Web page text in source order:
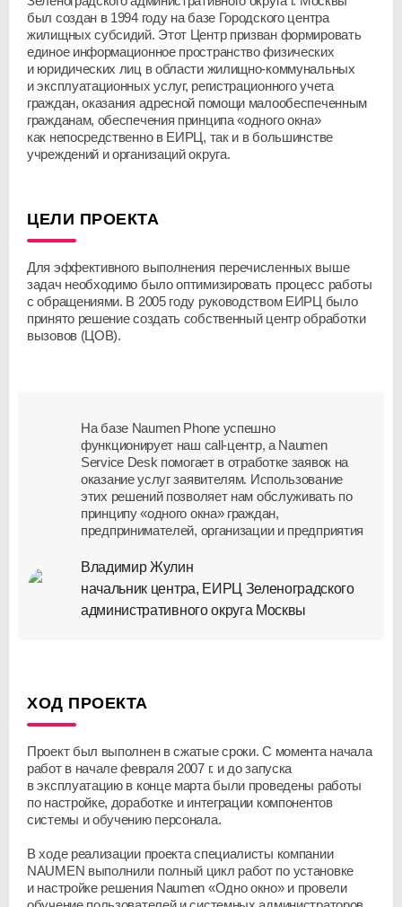
был создан в 1994 году на базе Городского центра
жилищных субсидий. Этот Центр призван формировать
единое информационное пространство физических
и юридических лиц в области жилищно-коммунальных
и эксплуатационных услуг, регистрационного учета
граждан, оказания адресной помощи малообеспеченным
гражданам, обеспечения принципа «одного окна»
как непосредственно в ЕИРЦ, так и в большинстве
учреждений и организаций округа.
ЦЕЛИ ПРОЕКТА
Для эффективного выполнения перечисленных выше
задач необходимо было оптимизировать процесс работы
с обращениями. В 2005 году руководством ЕИРЦ было
принято решение создать собственный центр обработки
вызовов (ЦОВ).
На базе Naumen Phone успешно
функционирует наш call-центр, а Naumen
Service Desk помогает в отработке заявок на
оказание услуг заявителям. Использование
этих решений позволяет нам обслуживать по
принципу «одного окна» граждан,
предпринимателей, организации и предприятия
Владимир Жулин
начальник центра, ЕИРЦ Зеленоградского
административного округа Москвы
ХОД ПРОЕКТА
Проект был выполнен в сжатые сроки. С момента начала
работ в начале февраля 2007 г. и до запуска
в эксплуатацию в конце марта были проведены работы
по настройке, доработке и интеграции компонентов
системы и обучению персонала.
В ходе реализации проекта специалисты компании
NAUMEN выполнили полный цикл работ по установке
и настройке решения Naumen «Одно окно» и провели